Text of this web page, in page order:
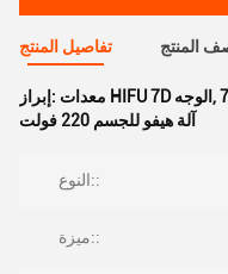
تفاصيل المنتج المنتج
إبراز: معدات HIFU 7D الوجه ,
آلة هيفو للجسم 220 فولت
النوع::
ميزة::